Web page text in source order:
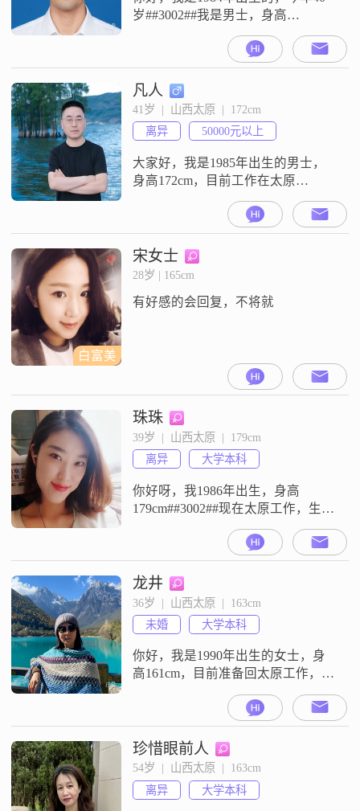
岁##3002##我是男士，身高
173cm##3002##目前我的工作地在太
原，月收入在20001元到50000元之
间##3002##我的学历是硕士
##3002##大家看资料可能会觉得信
息比较简单，那我就把我知道的列
出来##3002##我的特征里写着稳重
可靠，责任感强，还有乐观积极#
凡人
41岁  |  山西太原  |  172cm
离异
50000元以上
大家好，我是1985年出生的男士，
身高172cm，目前工作在太原
##3002##我的学历是大学本科，月
收入在50000元以上##3002##关于我
的性格，熟悉我的朋友觉得我是一
个稳重可靠的人，同时责任感也比
较强##3002##平时为人随和，比较
的人，认为家庭是生活的重心
白富美
宋女士
28岁 | 165cm
有好感的会回复，不将就
珠珠
39岁  |  山西太原  |  179cm
离异
大学本科
你好呀，我1986年出生，身高
179cm##3002##现在太原工作，生
活，月收入在5000到8000元之间，
学历是大学本科##3002##性格方
面，我比较善解人意，开朗爱笑
##3002##生活里我独立自信，希望
和另一半之间的相处保持各自内心
欢喜，同时做到互相接纳##3002##
我属于心思比较细腻敏感，遇事以
大局为重，
龙井
36岁  |  山西太原  |  163cm
未婚
大学本科
你好，我是1990年出生的女士，身
高161cm，目前准备回太原工作，之
前月收入在8001到12000元之间，学
历是大学本科##3002##在性格方
面，我是一个温柔体贴的人，同时
也比较善解人意##3002##平时我是
一个独立自信的人，为人随和易相
处##3002##我觉得真诚可靠是与人
交往的基础，我也一直这样要求自
珍惜眼前人
54岁  |  山西太原  |  163cm
离异
大学本科